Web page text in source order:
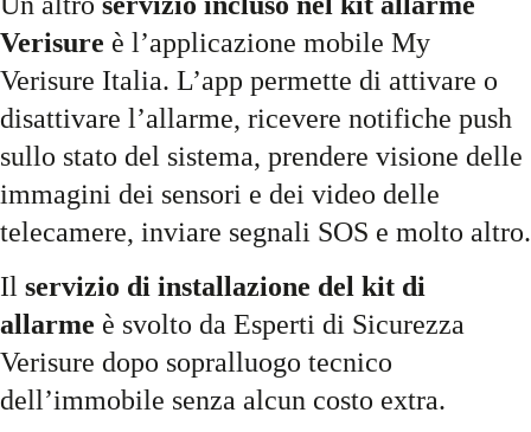
Verisure è l’applicazione mobile My
Verisure Italia. L’app permette di attivare o
disattivare l’allarme, ricevere notifiche push
sullo stato del sistema, prendere visione delle
immagini dei sensori e dei video delle
telecamere, inviare segnali SOS e molto altro.
Il servizio di installazione del kit di
allarme è svolto da Esperti di Sicurezza
Verisure dopo sopralluogo tecnico
dell’immobile senza alcun costo extra.